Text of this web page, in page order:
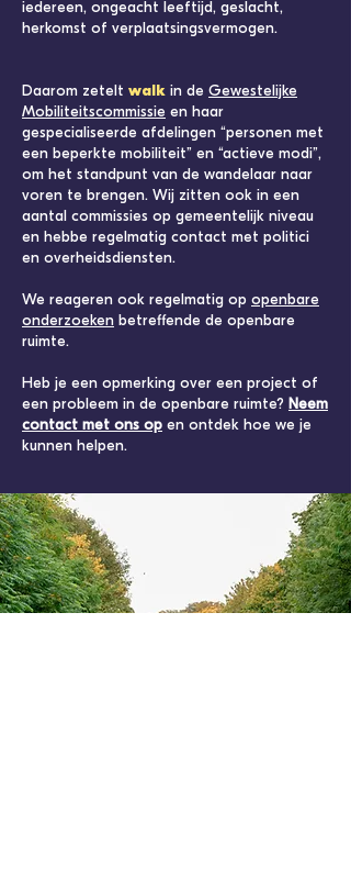
iedereen, ongeacht leeftijd, geslacht,
herkomst of verplaatsingsvermogen.
Daarom zetelt walk in de Gewestelijke
Mobiliteitscommissie en haar
gespecialiseerde afdelingen “personen met
een beperkte mobiliteit” en “actieve modi”,
om het standpunt van de wandelaar naar
voren te brengen. Wij zitten ook in een
aantal commissies op gemeentelijk niveau
en hebbe regelmatig contact met politici
en overheidsdiensten.
We reageren ook regelmatig op openbare
onderzoeken betreffende de openbare
ruimte.
Heb je een opmerking over een project of
een probleem in de openbare ruimte? Neem
contact met ons op en ontdek hoe we je
kunnen helpen.